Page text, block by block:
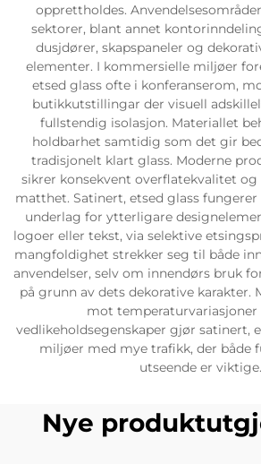
opprettholdes.
sektorer, blant annet
dusjdører, skapspaneler og
elementer. I kommersielle miljøer
etsed glass ofte i konferanserom,
butikkutstillingar der visuell
fullstendig isolasjon. Materiallet
holdbarhet samtidig som det gir
tradisjonelt klart glass. Moderne
sikrer konsekvent overflatekvalitet og
matthet. Satinert, etsed glass
underlag for ytterligare
logoer eller tekst, via selektive
mangfoldighet strekker seg til både
anvendelser, selv om innendørs bruk
på grunn av dets dekorative karakter.
mot temperaturvariasjoner
vedlikeholdsegenskaper gjør satinert,
miljøer med mye trafikk, der både
utseende er viktige.
Nye